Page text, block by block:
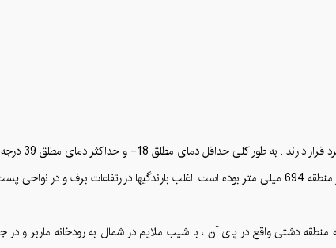
دمای مطلق 39 درجه سانتیگراد به ترتیب در ایستگاههای یاسوج و پاتاوه می باشد .
باران است.
منطقه دشتی واقع در پای آن ، با شیب ملایم در شمال به رودخانه